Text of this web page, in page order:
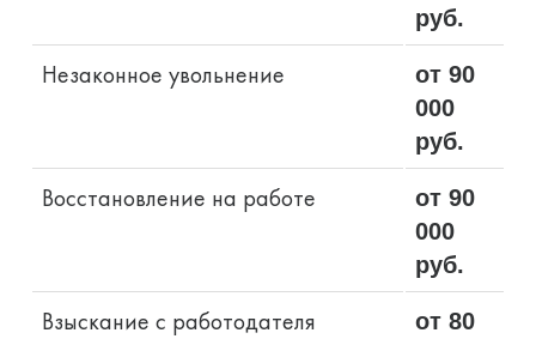
руб.
Незаконное увольнение
от 90
000
руб.
Восстановление на работе
от 90
000
руб.
Взыскание с работодателя
от 80